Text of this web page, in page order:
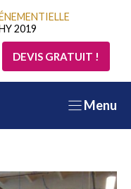
2019
DEVIS GRATUIT !
Menu